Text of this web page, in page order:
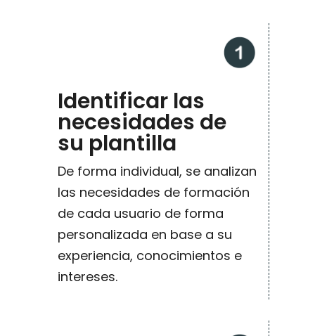
Identificar las
necesidades de
su plantilla
De forma individual, se analizan
las necesidades de formación
de cada usuario de forma
personalizada en base a su
experiencia, conocimientos e
intereses.